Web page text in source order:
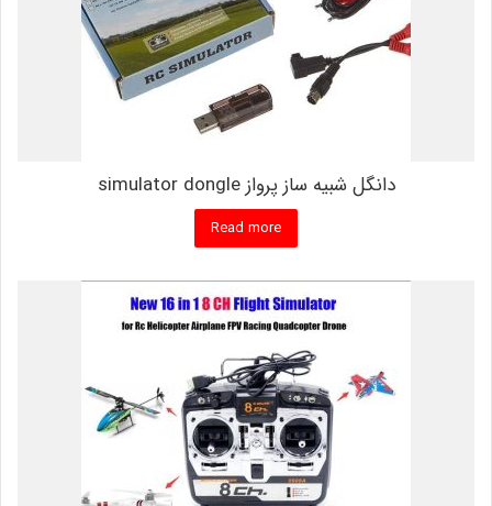
دانگل شبیه ساز پرواز simulator dongle
Read more